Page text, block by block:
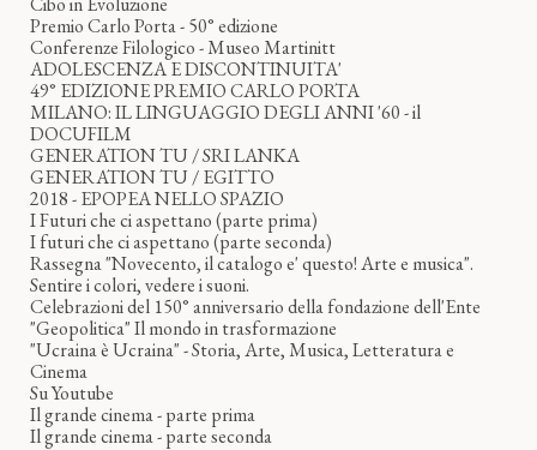
Premio Carlo Porta - 50° edizione
Conferenze Filologico - Museo Martinitt
ADOLESCENZA E DISCONTINUITA'
49° EDIZIONE PREMIO CARLO PORTA
MILANO: IL LINGUAGGIO DEGLI ANNI '60 - il
DOCUFILM
GENERATION TU / SRI LANKA
GENERATION TU / EGITTO
2018 - EPOPEA NELLO SPAZIO
I Futuri che ci aspettano (parte prima)
I futuri che ci aspettano (parte seconda)
Rassegna "Novecento, il catalogo e' questo! Arte e musica".
Sentire i colori, vedere i suoni.
Celebrazioni del 150° anniversario della fondazione dell'Ente
"Geopolitica" Il mondo in trasformazione
"Ucraina è Ucraina" - Storia, Arte, Musica, Letteratura e
Cinema
Su Youtube
Il grande cinema - parte prima
Il grande cinema - parte seconda